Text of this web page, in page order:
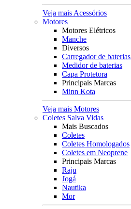
Veja mais Acessórios
Motores
Motores Elétricos
Manche
Diversos
Carregador de baterias
Medidor de baterias
Capa Protetora
Principais Marcas
Minn Kota
Veja mais Motores
Coletes Salva Vidas
Mais Buscados
Coletes
Coletes Homologados
Coletes em Neoprene
Principais Marcas
Raju
Jogá
Nautika
Mor